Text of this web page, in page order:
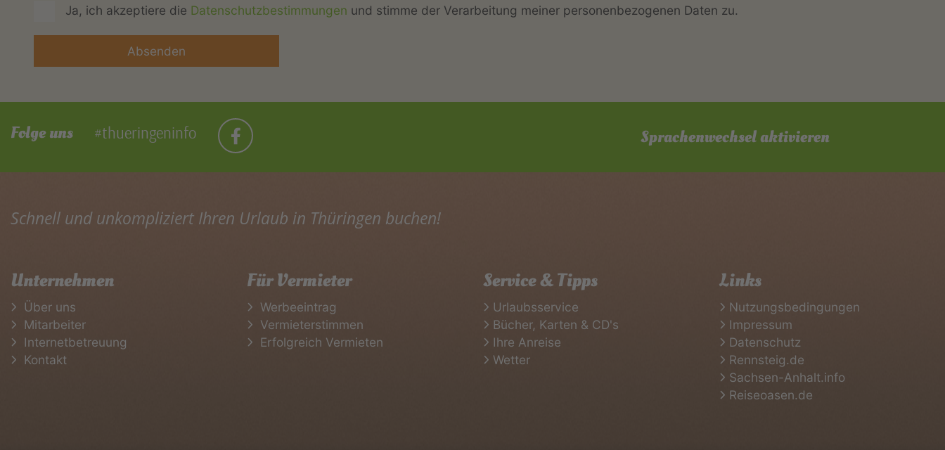
Ja, ich akzeptiere die Datenschutzbestimmungen und stimme der Verarbeitung meiner personenbezogenen Daten zu.
Folge uns #thueringeninfo Sprachenwechsel aktivieren
Schnell und unkompliziert Ihren Urlaub in Thüringen buchen!
Unternehmen
Über uns
Mitarbeiter
Internetbetreuung
Kontakt
Für Vermieter
Werbeeintrag
Vermieterstimmen
Erfolgreich Vermieten
Service & Tipps
Urlaubsservice
Bücher, Karten & CD's
Ihre Anreise
Wetter
Links
Nutzungsbedingungen
Impressum
Datenschutz
Rennsteig.de
Sachsen-Anhalt.info
Reiseoasen.de